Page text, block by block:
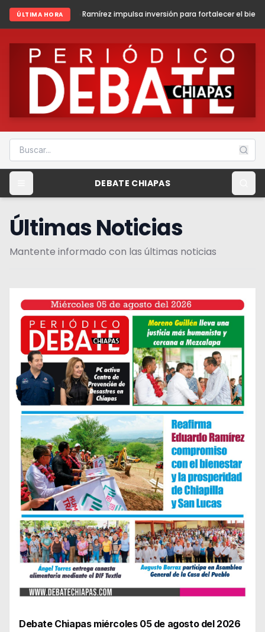
ÚLTIMA HORA
impulsa inversión para fortalecer el bienestar y la paz en
DEBATE CHIAPAS
Últimas Noticias
Mantente informado con las últimas noticias
Debate Chiapas miércoles 05 de agosto del 2026